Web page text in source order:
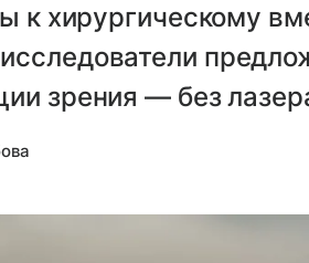
к хирургическому
зрения — без